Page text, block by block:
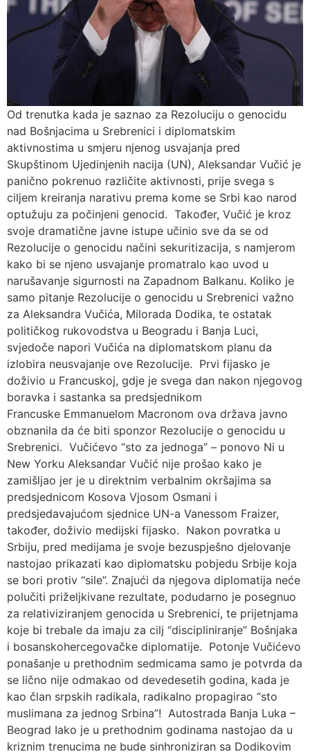
Od trenutka kada je saznao za Rezoluciju o genocidu
nad Bošnjacima u Srebrenici i diplomatskim
aktivnostima u smjeru njenog usvajanja pred
Skupštinom Ujedinjenih nacija (UN), Aleksandar Vučić je
panično pokrenuo različite aktivnosti, prije svega s
ciljem kreiranja narativu prema kome se Srbi kao narod
optužuju za počinjeni genocid. Također, Vučić je kroz
svoje dramatične javne istupe učinio sve da se od
Rezolucije o genocidu načini sekuritizacija, s namjerom
kako bi se njeno usvajanje promatralo kao uvod u
narušavanje sigurnosti na Zapadnom Balkanu. Koliko je
samo pitanje Rezolucije o genocidu u Srebrenici važno
za Aleksandra Vučića, Milorada Dodika, te ostatak
političkog rukovodstva u Beogradu i Banja Luci,
svjedoče napori Vučića na diplomatskom planu da
izlobira neusvajanje ove Rezolucije. Prvi fijasko je
doživio u Francuskoj, gdje je svega dan nakon njegovog
boravka i sastanka sa predsjednikom
Francuske Emmanuelom Macronom ova država javno
obznanila da će biti sponzor Rezolucije o genocidu u
Srebrenici. Vučićevo “sto za jednoga” – ponovo Ni u
New Yorku Aleksandar Vučić nije prošao kako je
zamišljao jer je u direktnim verbalnim okršajima sa
predsjednicom Kosova Vjosom Osmani i
predsjedavajućom sjednice UN-a Vanessom Fraizer,
također, doživio medijski fijasko. Nakon povratka u
Srbiju, pred medijama je svoje bezuspješno djelovanje
nastojao prikazati kao diplomatsku pobjedu Srbije koja
se bori protiv “sile”. Znajući da njegova diplomatija neće
polučiti priželjkivane rezultate, podudarno je posegnuo
za relativiziranjem genocida u Srebrenici, te prijetnjama
koje bi trebale da imaju za cilj “discipliniranje” Bošnjaka
i bosanskohercegovačke diplomatije. Potonje Vučićevo
ponašanje u prethodnim sedmicama samo je potvrda da
se lično nije odmakao od devedesetih godina, kada je
kao član srpskih radikala, radikalno propagirao “sto
muslimana za jednog Srbina”! Autostrada Banja Luka –
Beograd Iako je u prethodnim godinama nastojao da u
kriznim trenucima ne bude sinhroniziran sa Dodikovim